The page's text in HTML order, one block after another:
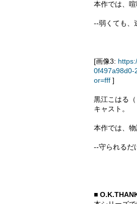
本作では、
--弱くても、
[画像3:
0f497a98d0-
or=fff ]
黒江こはる
キャスト。
本作では、
--守られるだ
■